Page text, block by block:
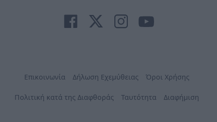
Επικοινωνία Δήλωση Εχεμύθειας Όροι Χρήσης
Πολιτική κατά της Διαφθοράς Ταυτότητα Διαφήμιση